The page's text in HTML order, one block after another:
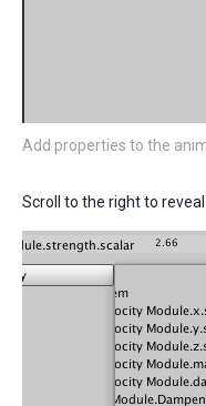
Add properties to the
Scroll to the right to